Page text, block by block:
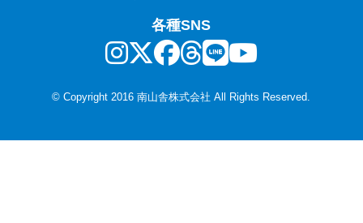
各種SNS
© Copyright 2016 南山舎株式会社 All Rights Reserved.